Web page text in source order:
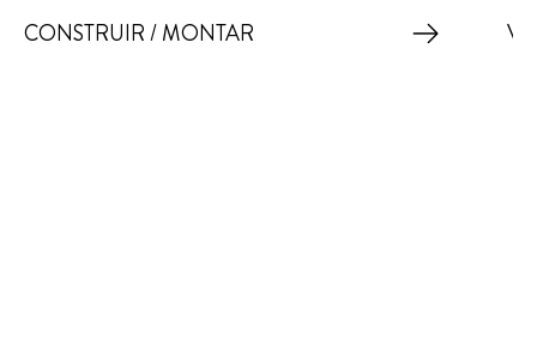
CONSTRUIR / MONTAR